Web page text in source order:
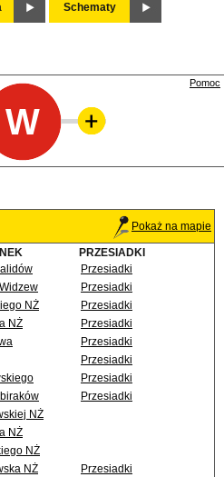
Schematy
W
Pomoc
Pokaż na mapie
PRZESIADKI
Przesiadki
Przesiadki
NŻ
Przesiadki
NŻ
Przesiadki
Przesiadki
Przesiadki
Przesiadki
Przesiadki
NŻ
NŻ
NŻ
NŻ
Przesiadki